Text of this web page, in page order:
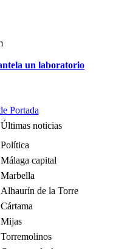
un laboratorio
Portada
Últimas noticias
Política
Málaga capital
Marbella
Alhaurín de la Torre
Cártama
Mijas
Torremolinos